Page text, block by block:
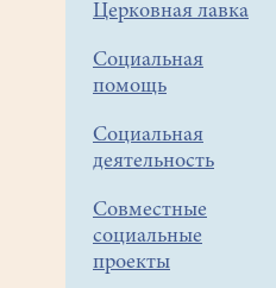
Церковная лавка
Социальная
помощь
Социальная
деятельность
Совместные
социальные
проекты